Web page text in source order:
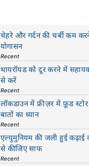
चेहरे और गर्दन की चर्बी कम
योगासन
Recent
थायरॉयड को दूर करने में
से करें
Recent
लॉकडाउन में फ्रीज़र में फ़ूड
बातों का ध्यान
Recent
एल्युमुनियम की जली हुई कढ़ाई
से कीजिए साफ
Recent